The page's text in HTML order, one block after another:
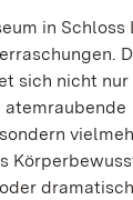
in
sich nicht
atemraubende